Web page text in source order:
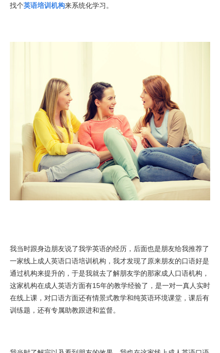
找个英语培训机构来系统化学习。
我当时跟身边朋友说了我学英语的经历，后面也是朋友给我推荐了
一家线上成人英语口语培训机构，我才发现了原来朋友的口语好是
通过机构来提升的，于是我就去了解朋友学的那家成人口语机构，
这家机构在成人英语方面有15年的教学经验了，是一对一真人实时
在线上课，对口语方面还有情景式教学和纯英语环境课堂，课后有
训练题，还有专属助教跟进和监督。